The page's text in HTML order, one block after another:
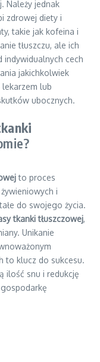
Należy jednak
zdrowej diety i
takie jak kofeina i
tłuszczu, ale ich
indywidualnych cech
jakichkolwiek
lub
ubocznych.
to proces
i
do swojego życia.
tkanki tłuszczowej,
Unikanie
to klucz do sukcesu.
ilość snu i redukcję